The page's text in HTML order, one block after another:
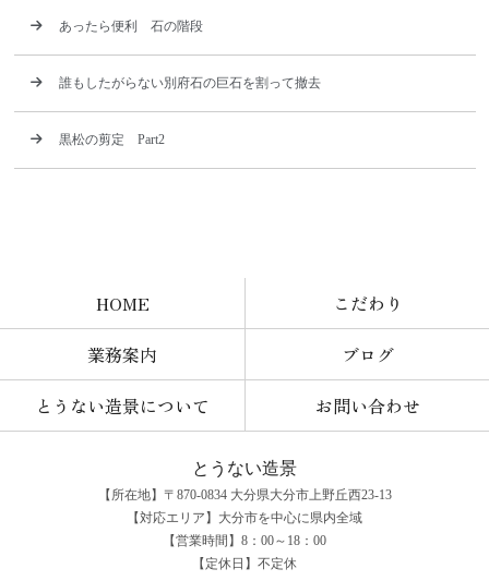
あったら便利 石の階段
誰もしたがらない別府石の巨石を割って撤去
黒松の剪定 Part2
HOME
こだわり
業務案内
ブログ
とうない造景について
お問い合わせ
とうない造景
【所在地】〒870-0834 大分県大分市上野丘西23-13
【対応エリア】大分市を中心に県内全域
【営業時間】8：00～18：00
【定休日】不定休